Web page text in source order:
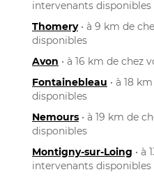
intervenants disponibles
Thomery• à 9 km de
disponibles
Avon • à 16 km de chez
Fontainebleau • à 18
disponibles
Nemours • à 19 km de
disponibles
Montigny-sur-Loing • à
intervenants disponibles